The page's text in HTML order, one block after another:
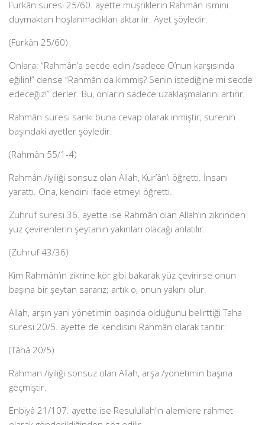
Furkân suresi 25/60. ayette müşriklerin Rahmân ismini
duymaktan hoşlanmadıkları aktarılır. Ayet şöyledir:
(Furkân 25/60)
Onlara: “Rahmân’a secde edin /sadece O’nun karşısında
eğilin!” dense “Rahmân da kimmiş? Senin istediğine mi secde
edeceğiz!” derler. Bu, onların sadece uzaklaşmalarını artırır.
Rahmân suresi sanki buna cevap olarak inmiştir, surenin
başındaki ayetler şöyledir:
(Rahmân 55/1-4)
Rahmân /iyiliği sonsuz olan Allah, Kur’ân’ı öğretti. İnsanı
yarattı. Ona, kendini ifade etmeyi öğretti.
Zuhruf suresi 36. ayette ise Rahmân olan Allah’ın zikrinden
yüz çevirenlerin şeytanın yakınları olacağı anlatılır.
(Zuhruf 43/36)
Kim Rahmân’ın zikrine kör gibi bakarak yüz çevirirse onun
başına bir şeytan sararız; artık o, onun yakını olur.
Allah, arşın yani yönetimin başında olduğunu belirttiği Taha
suresi 20/5. ayette de kendisini Rahmân olarak tanıtır:
(Tâhâ 20/5)
Rahman /iyiliği sonsuz olan Allah, arşa /yönetimin başına
geçmiştir.
Enbiyâ 21/107. ayette ise Resulullah’ın alemlere rahmet